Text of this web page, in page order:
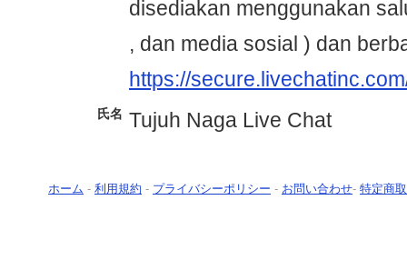
disediakan menggunakan
, dan media sosial ) dan
https://
氏名 Tujuh Naga Live Chat
ホーム - 利用規約 - プライバシーポリシー - お問い合わせ- 特定商